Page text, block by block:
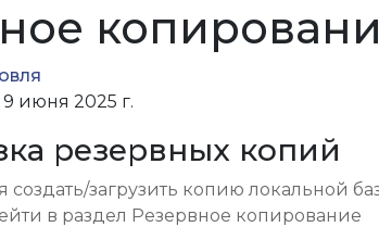
торговли
9 июня 2025 г.
резервных копий
создать/загрузить копию локальной
в раздел Резервное копирование